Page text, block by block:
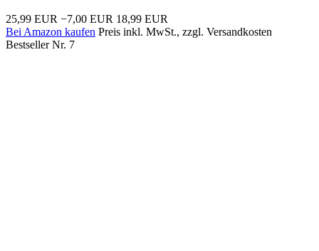
25,99 EUR −7,00 EUR 18,99 EUR
Bei Amazon kaufen Preis inkl. MwSt., zzgl. Versandkosten
Bestseller Nr. 7